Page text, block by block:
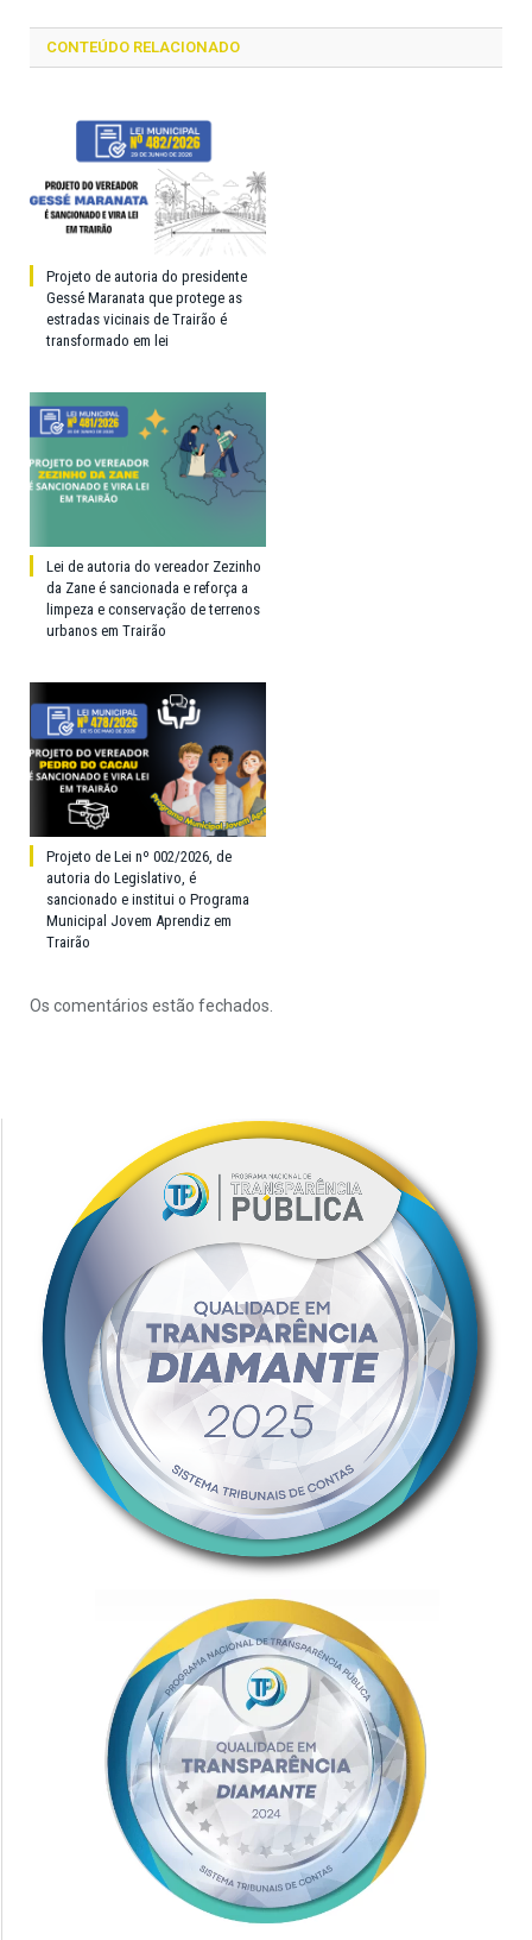
CONTEÚDO RELACIONADO
Projeto de autoria do presidente
Gessé Maranata que protege as
estradas vicinais de Trairão é
transformado em lei
Lei de autoria do vereador Zezinho
da Zane é sancionada e reforça a
limpeza e conservação de terrenos
urbanos em Trairão
Projeto de Lei nº 002/2026, de
autoria do Legislativo, é
sancionado e institui o Programa
Municipal Jovem Aprendiz em
Trairão
Os comentários estão fechados.